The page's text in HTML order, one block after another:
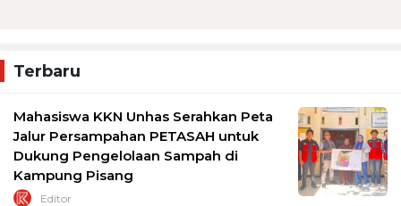
Terbaru
Mahasiswa KKN Unhas Serahkan Peta
Jalur Persampahan PETASAH untuk
Dukung Pengelolaan Sampah di
Kampung Pisang
Editor